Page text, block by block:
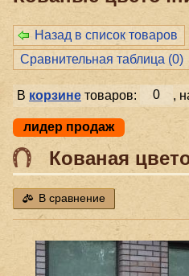
Назад в список товаров
Сравнительная таблица (0)
В корзинетоваров: 0 ,
лидер продаж
Кованая
В сравнение